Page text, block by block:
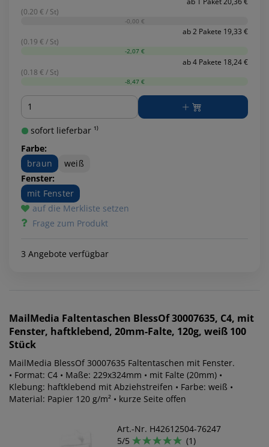
(0.20 € / St)
-0,00 €
ab 2 Pakete 19,33 €
(0.19 € / St)
-2,07 €
ab 4 Pakete 18,24 €
(0.18 € / St)
-8,47 €
Menge
sofort lieferbar ¹⁾
Farbe:
braun
weiß
Fenster:
mit Fenster
auf die Merkliste setzen
Frage zum Produkt
3 Angebote verfügbar
MailMedia Faltentaschen BlessOf 30007635, C4, mit
Fenster, haftklebend, 20mm-Falte, 120g, weiß 100
Stück
MailMedia BlessOf 30007635 Faltentaschen mit Fenster.
• Format: C4 • Maße: 229x324mm • mit Falte (20mm) •
Klebung: haftklebend mit Abziehstreifen • Farbe: weiß •
Material: Papier 120 g/m² • kurze Seite offen
Art.-Nr. H42612504-76247
5/5
(1)